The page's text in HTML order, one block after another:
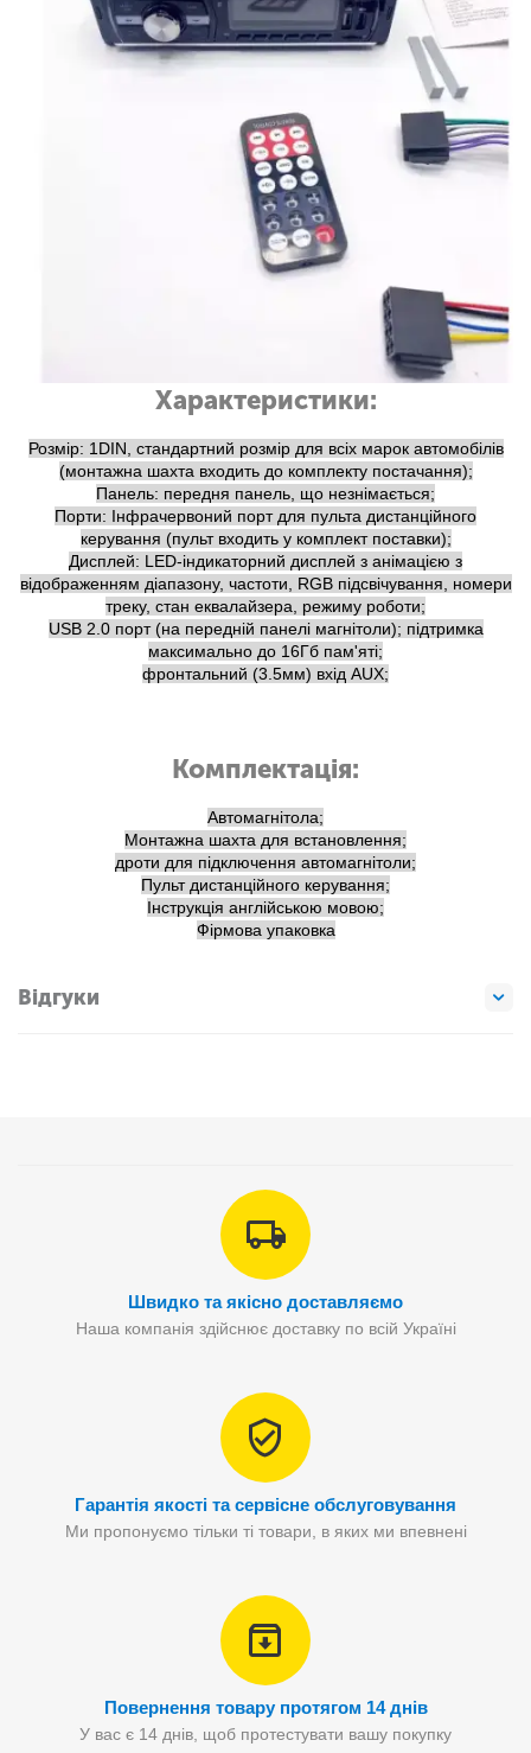
Характеристики:
Розмір: 1DIN, стандартний розмір для всіх марок автомобілів
(монтажна шахта входить до комплекту постачання);
Панель: передня панель, що незнімається;
Порти: Інфрачервоний порт для пульта дистанційного
керування (пульт входить у комплект поставки);
Дисплей: LED-індикаторний дисплей з анімацією з
відображенням діапазону, частоти, RGB підсвічування, номери
треку, стан еквалайзера, режиму роботи;
USB 2.0 порт (на передній панелі магнітоли); підтримка
максимально до 16Гб пам'яті;
фронтальний (3.5мм) вхід AUX;
Комплектація:
Автомагнітола;
Монтажна шахта для встановлення;
дроти для підключення автомагнітоли;
Пульт дистанційного керування;
Інструкція англійською мовою;
Фірмова упаковка
Відгуки
Швидко та якісно доставляємо
Наша компанія здійснює доставку по всій Україні
Гарантія якості та сервісне обслуговування
Ми пропонуємо тільки ті товари, в яких ми впевнені
Повернення товару протягом 14 днів
У вас є 14 днів, щоб протестувати вашу покупку